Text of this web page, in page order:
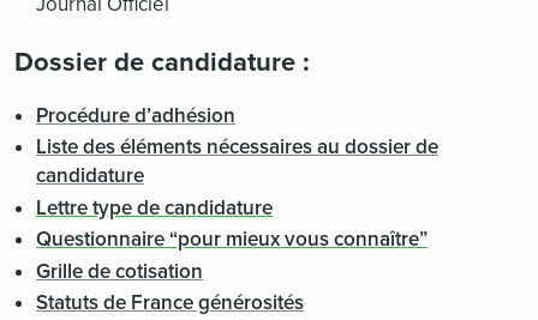
Dossier de candidature :
Procédure d’adhésion
Liste des éléments nécessaires au dossier de
candidature
Lettre type de candidature
Questionnaire “pour mieux vous connaître”
Grille de cotisation
Statuts de France générosités